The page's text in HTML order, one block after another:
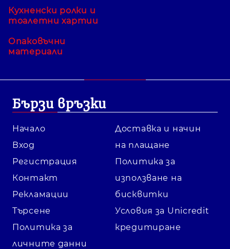
Кухненски ролки и
тоалетни хартии
Опаковъчни
материали
Бързи връзки
Начало
Вход
Регистрация
Контакт
Рекламации
Търсене
Политика за
личните данни
Доставка и начин
на плащане
Политика за
използване на
бисквитки
Условия за Unicredit
кредитиране